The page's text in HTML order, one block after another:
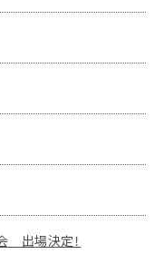
出場決定！